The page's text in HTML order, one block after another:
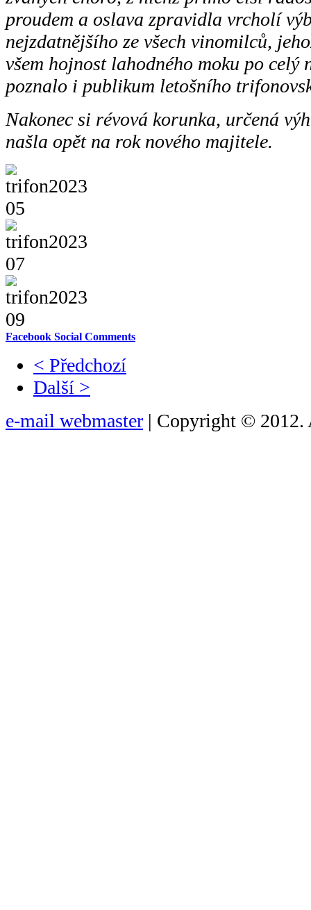
proudem a oslava zpravidla vrcholí
nejzdatnějšího ze všech vinomilců,
všem hojnost lahodného moku po
poznalo i publikum letošního
Nakonec si révová korunka, určená
našla opět na rok nového majitele.
Facebook Social Comments
< Předchozí
Další >
e-mail webmaster | Copyright © 2012.